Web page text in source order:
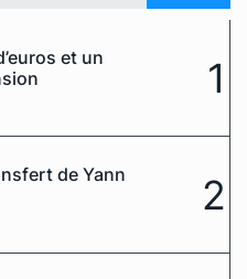
et un
1
de Yann
2